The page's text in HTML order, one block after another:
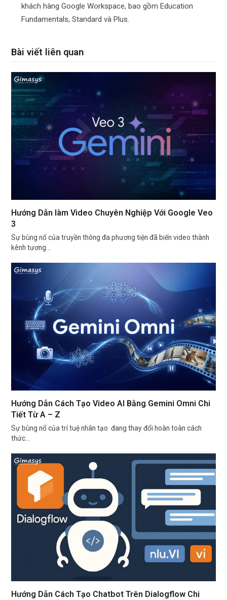
khách hàng Google Workspace, bao gồm Education
Fundamentals, Standard và Plus.
Bài viết liên quan
Hướng Dẫn làm Video Chuyên Nghiệp Với Google Veo
3
Sự bùng nổ của truyền thông đa phương tiện đã biến video thành
kênh tương…
Hướng Dẫn Cách Tạo Video AI Bằng Gemini Omni Chi
Tiết Từ A – Z
Sự bùng nổ của trí tuệ nhân tạo đang thay đổi hoàn toàn cách
thức…
Hướng Dẫn Cách Tạo Chatbot Trên Dialogflow Chi